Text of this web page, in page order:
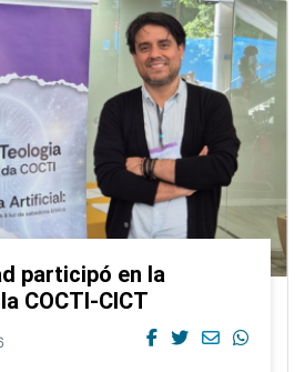
participó en la
COCTI-CICT